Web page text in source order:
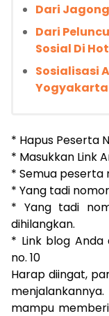
Dari
Dari
Sosial Di
Sosialisasi
Yogyakarta
* Hapus Peserta
* Masukkan Link
* Semua peserta
* Yang tadi
* Yang tadi
dihilangkan.
* Link blog
no. 10
Harap diingat,
mampu